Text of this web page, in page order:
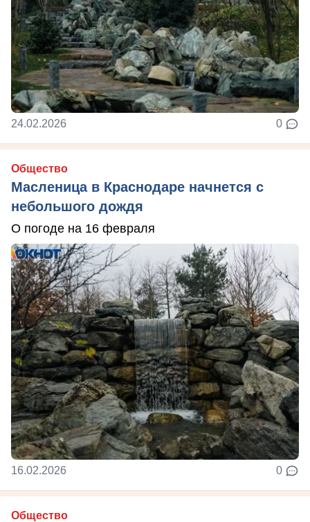
24.02.2026 0
Общество
Масленица в Краснодаре начнется с
небольшого дождя
О погоде на 16 февраля
16.02.2026 0
Общество